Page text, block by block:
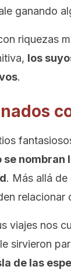
ganando
riquezas
los
.
se nombran
. Más allá
viajes nos
sirvieron
de las